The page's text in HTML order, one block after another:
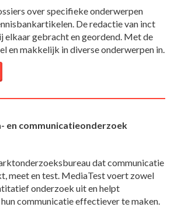
over specifieke onderwerpen
De redactie van inct
elkaar gebracht en geordend. Met de
en makkelijk in diverse onderwerpen in.
en communicatieonderzoek
dat communicatie
meet en test. MediaTest voert zowel
onderzoek uit en helpt
communicatie effectiever te maken.